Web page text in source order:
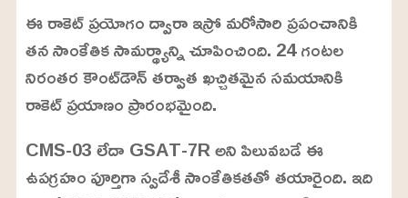
U
n
m
u
t
e
a
d
e
d
:
2
1
.
3
%
ఈ రాకెట్‌ ప్రయోగం ద్వారా ఇస్రో మరోసారి ప్రపంచానికి
తన సాంకేతిక సామర్థ్యాన్ని చూపించింది. 24 గంటల
నిరంతర కౌంట్‌డౌన్ తర్వాత ఖచ్చితమైన సమయానికి
రాకెట్‌ ప్రయాణం ప్రారంభమైంది.
CMS-03 లేదా GSAT-7R అని పిలువబడే ఈ
ఉపగ్రహం పూర్తిగా స్వదేశీ సాంకేతికతతో తయారైంది. ఇది